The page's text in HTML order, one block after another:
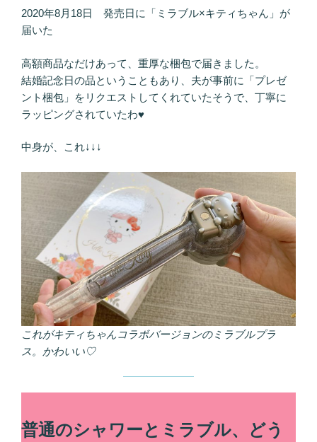
2020年8月18日 発売日に「ミラブル×キティちゃん」が
届いた
高額商品なだけあって、重厚な梱包で届きました。
結婚記念日の品ということもあり、夫が事前に「プレゼ
ント梱包」をリクエストしてくれていたそうで、丁寧に
ラッピングされていたわ♥
中身が、これ↓↓↓
これがキティちゃんコラボバージョンのミラブルプラ
ス。かわいい♡
普通のシャワーとミラブル、どう